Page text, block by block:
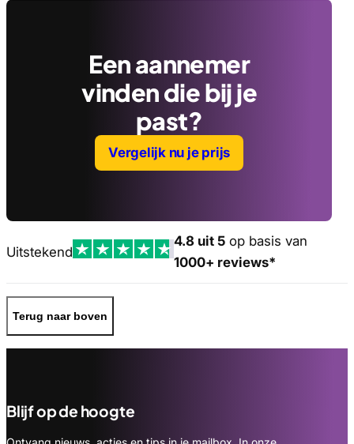
Een aannemer
vinden die bij je
past?
Vergelijk nu je prijs
Uitstekend
4.8 uit 5 op basis van
1000+ reviews*
Terug naar boven
Blijf op de hoogte